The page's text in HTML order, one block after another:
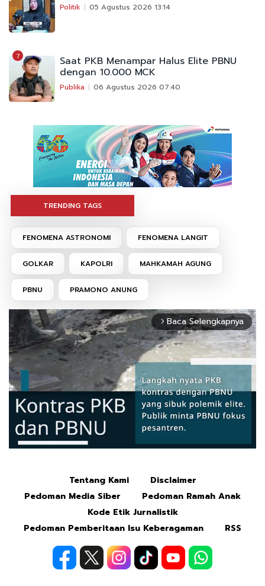
Politik 05 Agustus 2026 13:14
7 Saat PKB Menampar Halus Elite PBNU
dengan 10.000 MCK
Publika 06 Agustus 2026 07:40
TRENDING TAGS
FENOMENA ASTRONOMI FENOMENA LANGIT
GOLKAR KAPOLRI MAHKAMAH AGUNG
PBNU PRAMONO ANUNG
arrow_forward_ios Baca Selengkapnya
Tentang Kami
Disclaimer
Pedoman Media Siber
Pedoman Ramah Anak
Kode Etik Jurnalistik
Pedoman Pemberitaan Isu Keberagaman
RSS